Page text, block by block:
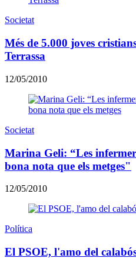
Societat
Més de 5.000 joves
Terrassa
12/05/2010
Societat
Marina Geli: “Les
bona nota que els metges"
12/05/2010
Política
El PSOE, l'amo del